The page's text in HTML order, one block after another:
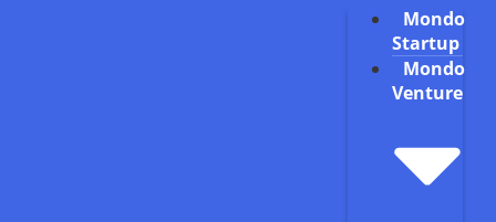
Mondo
Startup
Mondo
Venture